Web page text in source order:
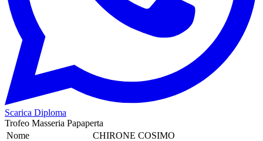
Scarica Diploma
Trofeo Masseria Papaperta
Nome
CHIRONE COSIMO